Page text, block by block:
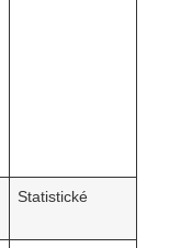
Statistické